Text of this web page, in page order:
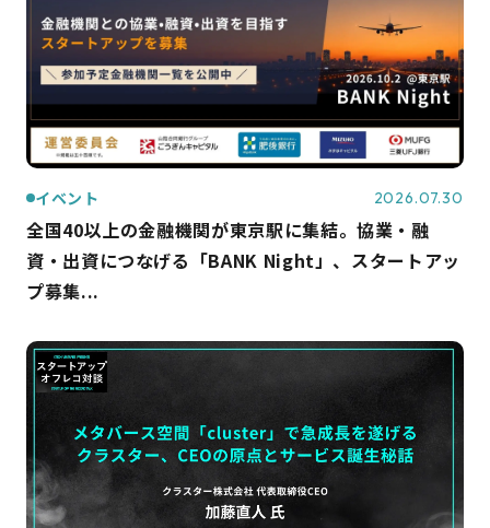
イベント 2026.07.30
全国40以上の金融機関が東京駅に集結。協業・融
資・出資につなげる「BANK Night」、スタートアッ
プ募集...